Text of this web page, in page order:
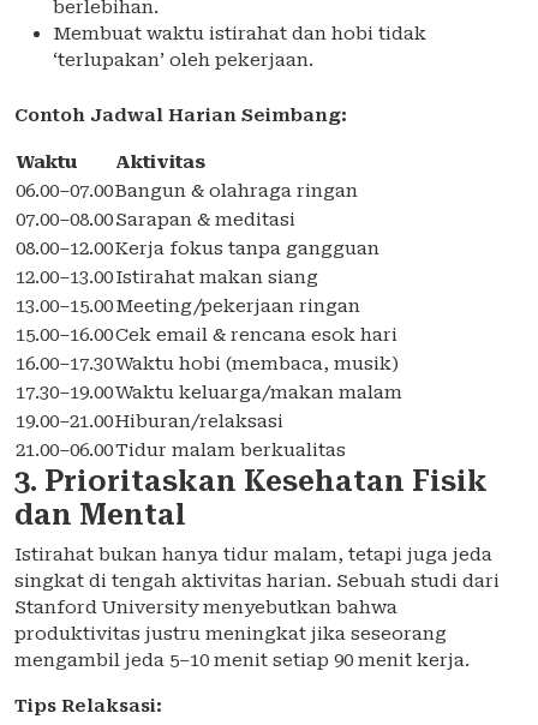
berlebihan.
Membuat waktu istirahat dan hobi tidak
‘terlupakan’ oleh pekerjaan.
Contoh Jadwal Harian Seimbang:
Waktu
Aktivitas
06.00–07.00Bangun & olahraga ringan
07.00–08.00Sarapan & meditasi
08.00–12.00Kerja fokus tanpa gangguan
12.00–13.00Istirahat makan siang
13.00–15.00Meeting/pekerjaan ringan
15.00–16.00Cek email & rencana esok hari
16.00–17.30Waktu hobi (membaca, musik)
17.30–19.00Waktu keluarga/makan malam
19.00–21.00Hiburan/relaksasi
21.00–06.00Tidur malam berkualitas
3. Prioritaskan Kesehatan Fisik
dan Mental
Istirahat bukan hanya tidur malam, tetapi juga jeda
singkat di tengah aktivitas harian. Sebuah studi dari
Stanford University menyebutkan bahwa
produktivitas justru meningkat jika seseorang
mengambil jeda 5–10 menit setiap 90 menit kerja.
Tips Relaksasi: